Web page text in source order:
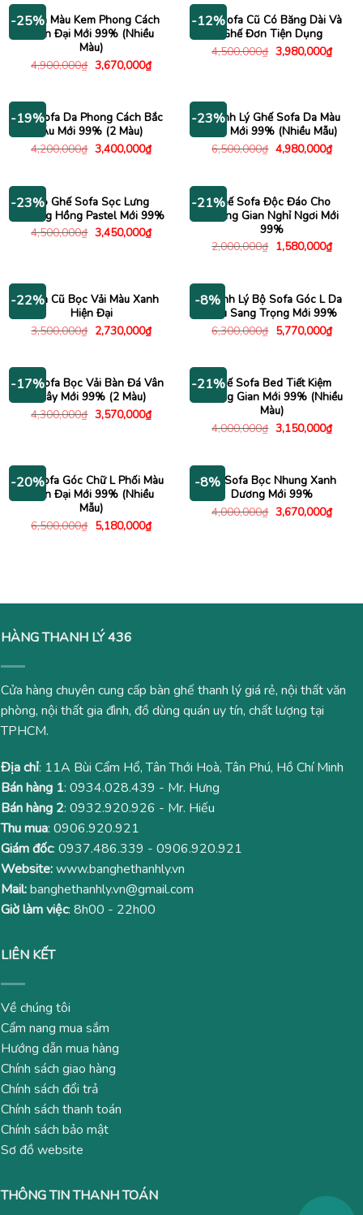
3,780,000₫.
-25%
Sofa Màu Kem Phong Cách
Hiện Đại Mới 99% (Nhiều
Màu)
4,900,000₫ Giá
gốc
3,670,000₫Giá
hiện
3,670,000₫.
-12%
Bộ Sofa Cũ Có Băng Dài Và
Ghế Đơn Tiện Dụng
4,500,000₫ Giá
gốc
3,980,000₫Giá
hiện
-19%
Bộ Sofa Da Phong Cách Bắc
Âu Mới 99% (2 Màu)
4,200,000₫ Giá
gốc
3,400,000₫Giá
hiện
3,400,000₫.
-23%
Thanh Lý Ghế Sofa Da Màu
Đẹp Mới 99% (Nhiều Mẫu)
6,500,000₫ Giá
gốc
4,980,000₫Giá
hiện
-23%Bộ Ghế Sofa Sọc Lưng
Nhung Hồng Pastel Mới 99%
4,500,000₫ Giá
gốc
3,450,000₫Giá
hiện
-21%Ghế Sofa Độc Đáo Cho
Không Gian Nghỉ Ngơi Mới
99%
2,000,000₫ Giá
gốc
1,580,000₫Giá
hiện
-22%
Sofa Cũ Bọc Vải Màu Xanh
Hiện Đại
3,500,000₫ Giá
gốc
2,730,000₫Giá
hiện
2,730,000₫.
-8%
Thanh Lý Bộ Sofa Góc L Da
Nâu Sang Trọng Mới 99%
6,300,000₫ Giá
gốc
5,770,000₫Giá
hiện
-17%
Bộ Sofa Bọc Vải Bàn Đá Vân
Mây Mới 99% (2 Màu)
4,300,000₫ Giá
gốc
3,570,000₫Giá
hiện
-21%Ghế Sofa Bed Tiết Kiệm
Không Gian Mới 99% (Nhiều
Màu)
4,000,000₫ Giá
gốc
3,150,000₫Giá
hiện
-20%
Bộ Sofa Góc Chữ L Phối Màu
Hiện Đại Mới 99% (Nhiều
Mẫu)
6,500,000₫ Giá
gốc
5,180,000₫Giá
hiện
-8%Bộ Sofa Bọc Nhung Xanh
Dương Mới 99%
4,000,000₫ Giá
gốc
3,670,000₫Giá
hiện
HÀNG THANH LÝ 436
Cửa hàng chuyên cung cấp bàn ghế thanh lý giá rẻ, nội thất văn
phòng, nội thất gia đình, đồ dùng quán uy tín, chất lượng tại
TPHCM.
Địa chỉ: 11A Bùi Cẩm Hổ, Tân Thới Hoà, Tân Phú, Hồ Chí Minh
Bán hàng 1: 0934.028.439 - Mr. Hưng
Bán hàng 2: 0932.920.926 - Mr. Hiếu
Thu mua: 0906.920.921
Giám đốc: 0937.486.339 - 0906.920.921
Website:www.banghethanhly.vn
Mail:banghethanhly.vn@gmail.com
Giờ làm việc: 8h00 - 22h00
LIÊN KẾT
Về chúng tôi
Cẩm nang mua sắm
Hướng dẫn mua hàng
Chính sách giao hàng
Chính sách đổi trả
Chính sách thanh toán
Chính sách bảo mật
Sơ đồ website
THÔNG TIN THANH TOÁN